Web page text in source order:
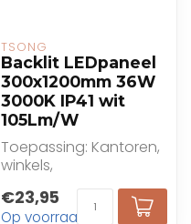
TSONG
Backlit LEDpaneel
300x1200mm 36W
3000K IP41 wit
105Lm/W
Toepassing: Kantoren,
winkels,
gezondheidszorg,
onderwijs
€23,95
Op voorraad